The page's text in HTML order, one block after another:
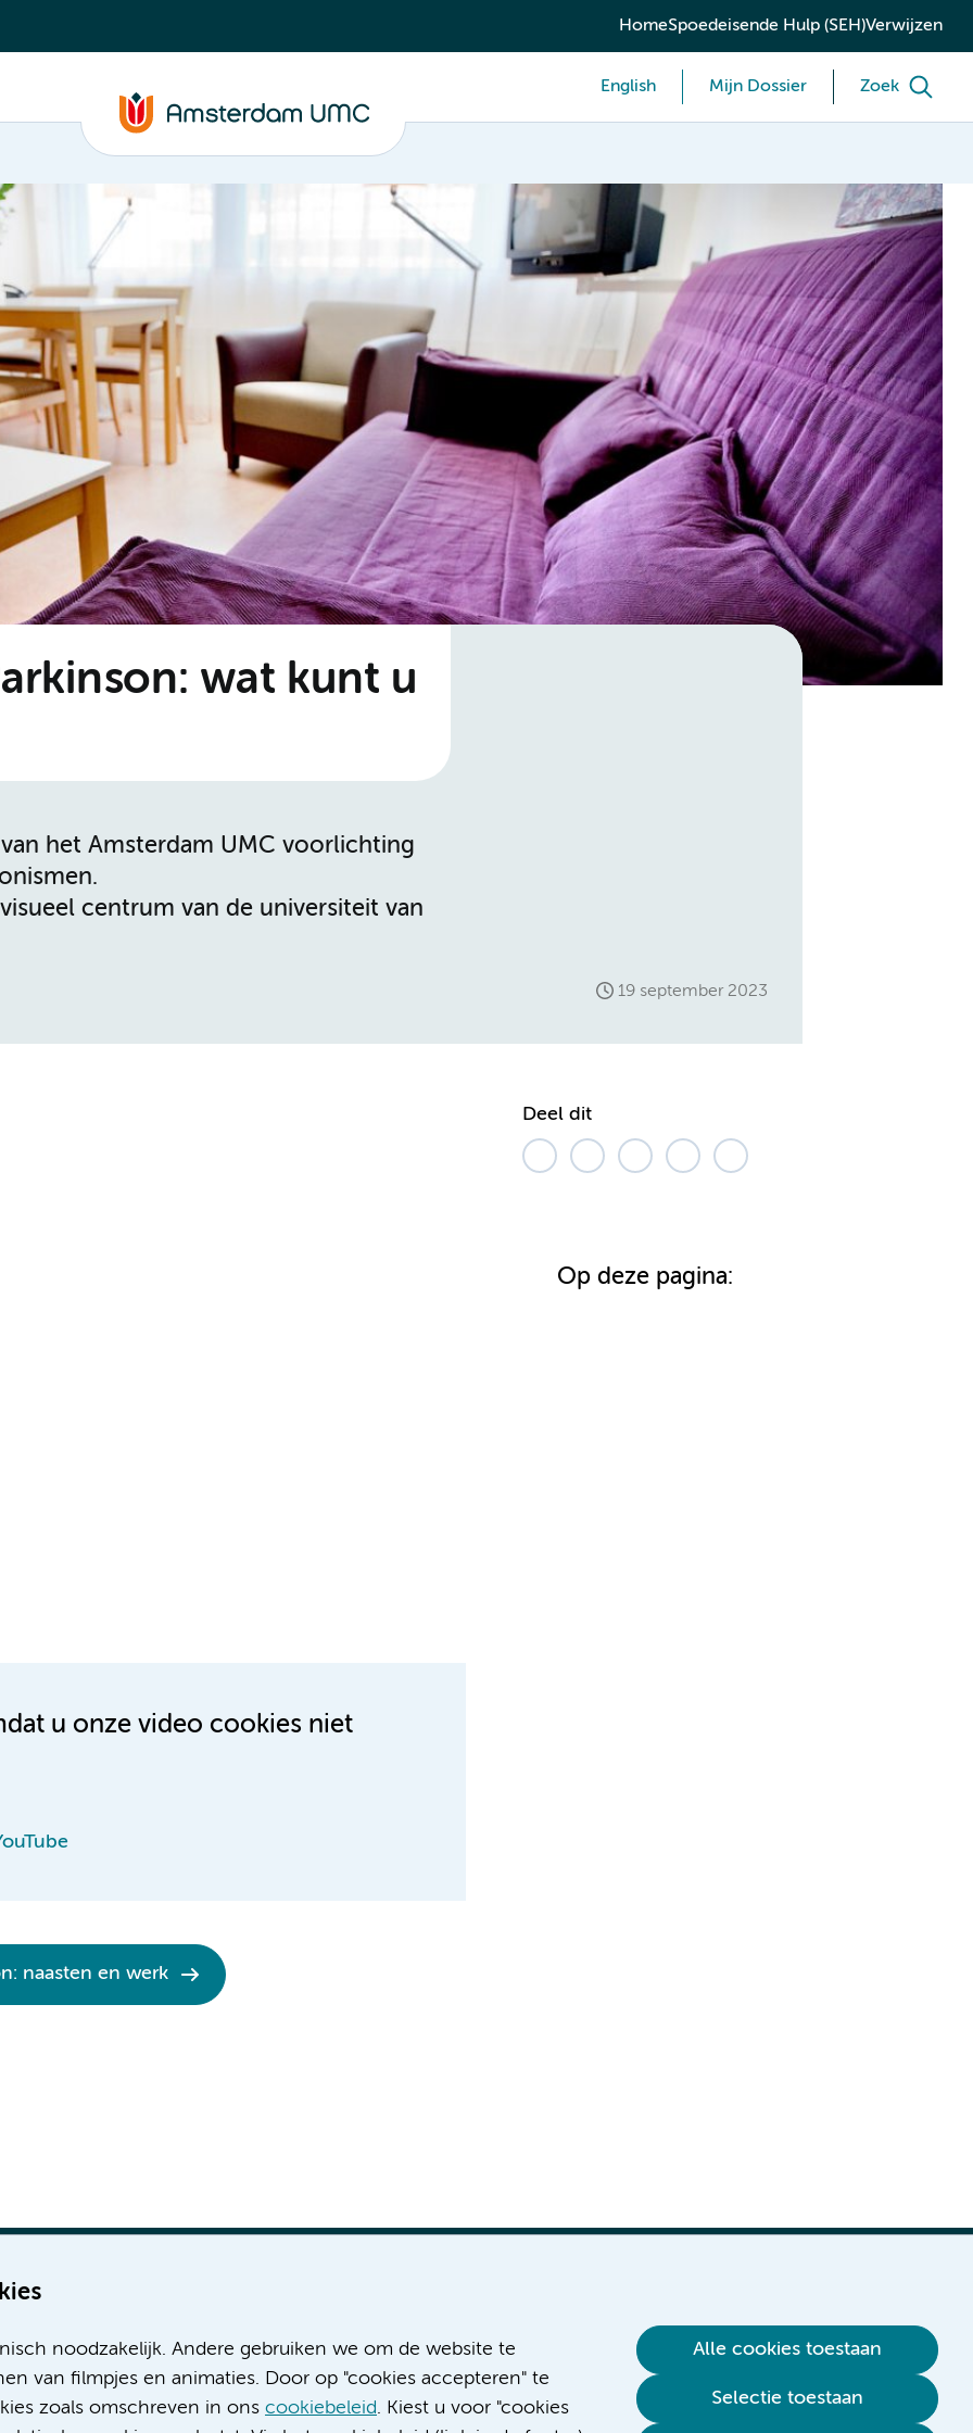
HomeSpoedeisende Hulp (SEH)Verwijzen
English Mijn Dossier Zoek
wat kunt u
het Amsterdam UMC voorlichting
centrum van de universiteit van
19 september 2023
u onze video cookies niet
naasten en werk
Deel dit
Op deze pagina:
noodzakelijk. Andere gebruiken we om de website te
van filmpjes en animaties. Door op "cookies accepteren" te
zoals omschreven in ons cookiebeleid. Kiest u voor "cookies
Alle cookies toestaan
Selectie toestaan
Meer Amsterdam UMC websites:
Werken bij Amsterdam UMC
Verwijzen & diagnostiek